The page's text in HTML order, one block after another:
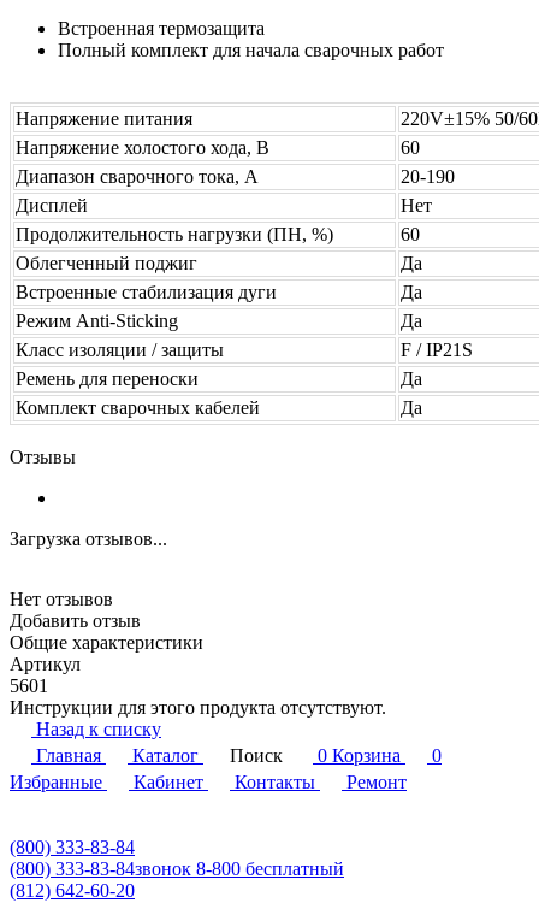
Встроенная термозащита
Полный комплект для начала сварочных работ
Напряжение питания
220V±15% 50/
Напряжение холостого хода, В
60
Диапазон сварочного тока, А
20-190
Дисплей
Нет
Продолжительность нагрузки (ПН, %)
60
Облегченный поджиг
Да
Встроенные стабилизация дуги
Да
Режим Anti-Sticking
Да
Класс изоляции / защиты
F / IP21S
Ремень для переноски
Да
Комплект сварочных кабелей
Да
Отзывы
Загрузка отзывов...
Нет отзывов
Добавить отзыв
Общие характеристики
Артикул
5601
Инструкции для этого продукта отсутствуют.
Назад к списку
Главная
Каталог Поиск 0 Корзина
0
Избранные
Кабинет Контакты Ремонт
(800) 333-83-84
(800) 333-83-84звонок 8-800 бесплатный
(812) 642-60-20